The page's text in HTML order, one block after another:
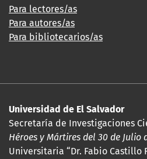
Para lectores/as
Para autores/as
Para bibliotecarios/as
Universidad de El Salvador
Secretaría de Investigaciones
Héroes y Mártires del 30 de Julio
Universitaria “Dr. Fabio Castillo